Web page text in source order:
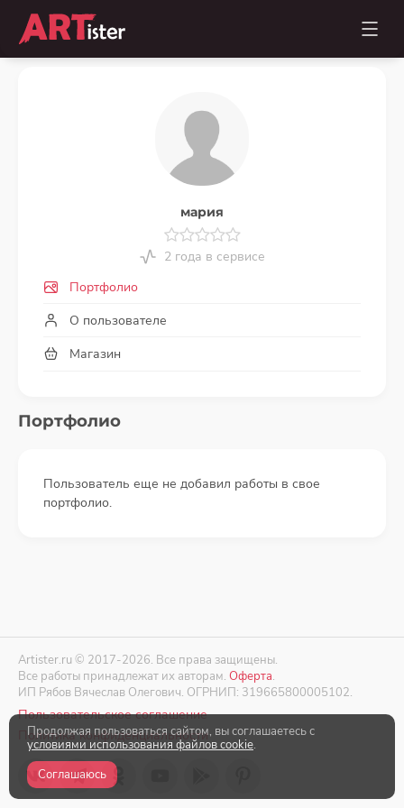
мария
2 года в сервисе
Портфолио
О пользователе
Магазин
Портфолио
Пользователь еще не добавил работы в свое
портфолио.
Artister.ru © 2017-2026. Все права защищены.
Все работы принадлежат их авторам. Оферта.
ИП Рябов Вячеслав Олегович. ОГРНИП: 319665800005102.
Пользовательское соглашение
Политика конфиденциальности
Продолжая пользоваться сайтом, вы соглашаетесь с
условиями использования файлов cookie.
Соглашаюсь